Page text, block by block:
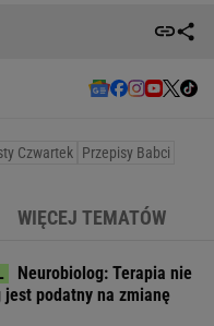
Czwartek Przepisy Babci
WIĘCEJ TEMATÓW
Neurobiolog: Terapia nie
podatny na zmianę